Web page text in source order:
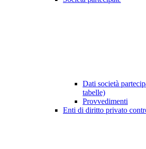
Dati società
tabelle)
Provvedimenti
Enti di diritto privato